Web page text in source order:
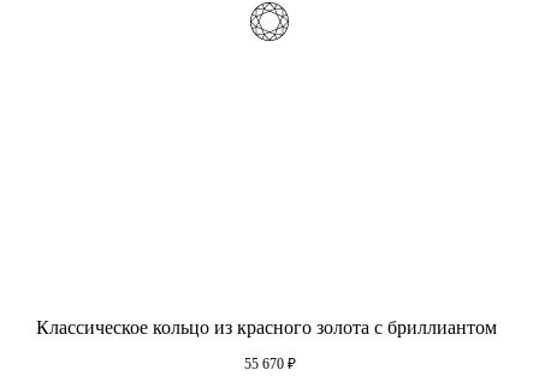
Классическое кольцо из красного золота с бриллиантом
55 670 ₽